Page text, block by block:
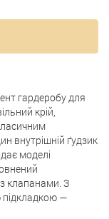
гардеробу для
крій,
внутрішній ґудзик
моделі
клапанами. З
—